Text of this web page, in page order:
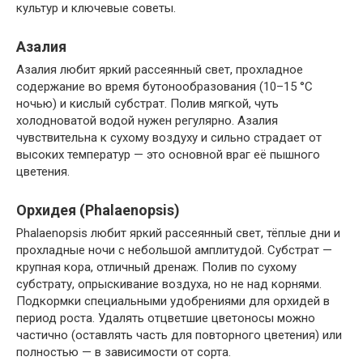
культур и ключевые советы.
Азалия
Азалия любит яркий рассеянный свет, прохладное
содержание во время бутонообразования (10–15 °C
ночью) и кислый субстрат. Полив мягкой, чуть
холодноватой водой нужен регулярно. Азалия
чувствительна к сухому воздуху и сильно страдает от
высоких температур — это основной враг её пышного
цветения.
Орхидея (Phalaenopsis)
Phalaenopsis любит яркий рассеянный свет, тёплые дни и
прохладные ночи с небольшой амплитудой. Субстрат —
крупная кора, отличный дренаж. Полив по сухому
субстрату, опрыскивание воздуха, но не над корнями.
Подкормки специальными удобрениями для орхидей в
период роста. Удалять отцветшие цветоносы можно
частично (оставлять часть для повторного цветения) или
полностью — в зависимости от сорта.